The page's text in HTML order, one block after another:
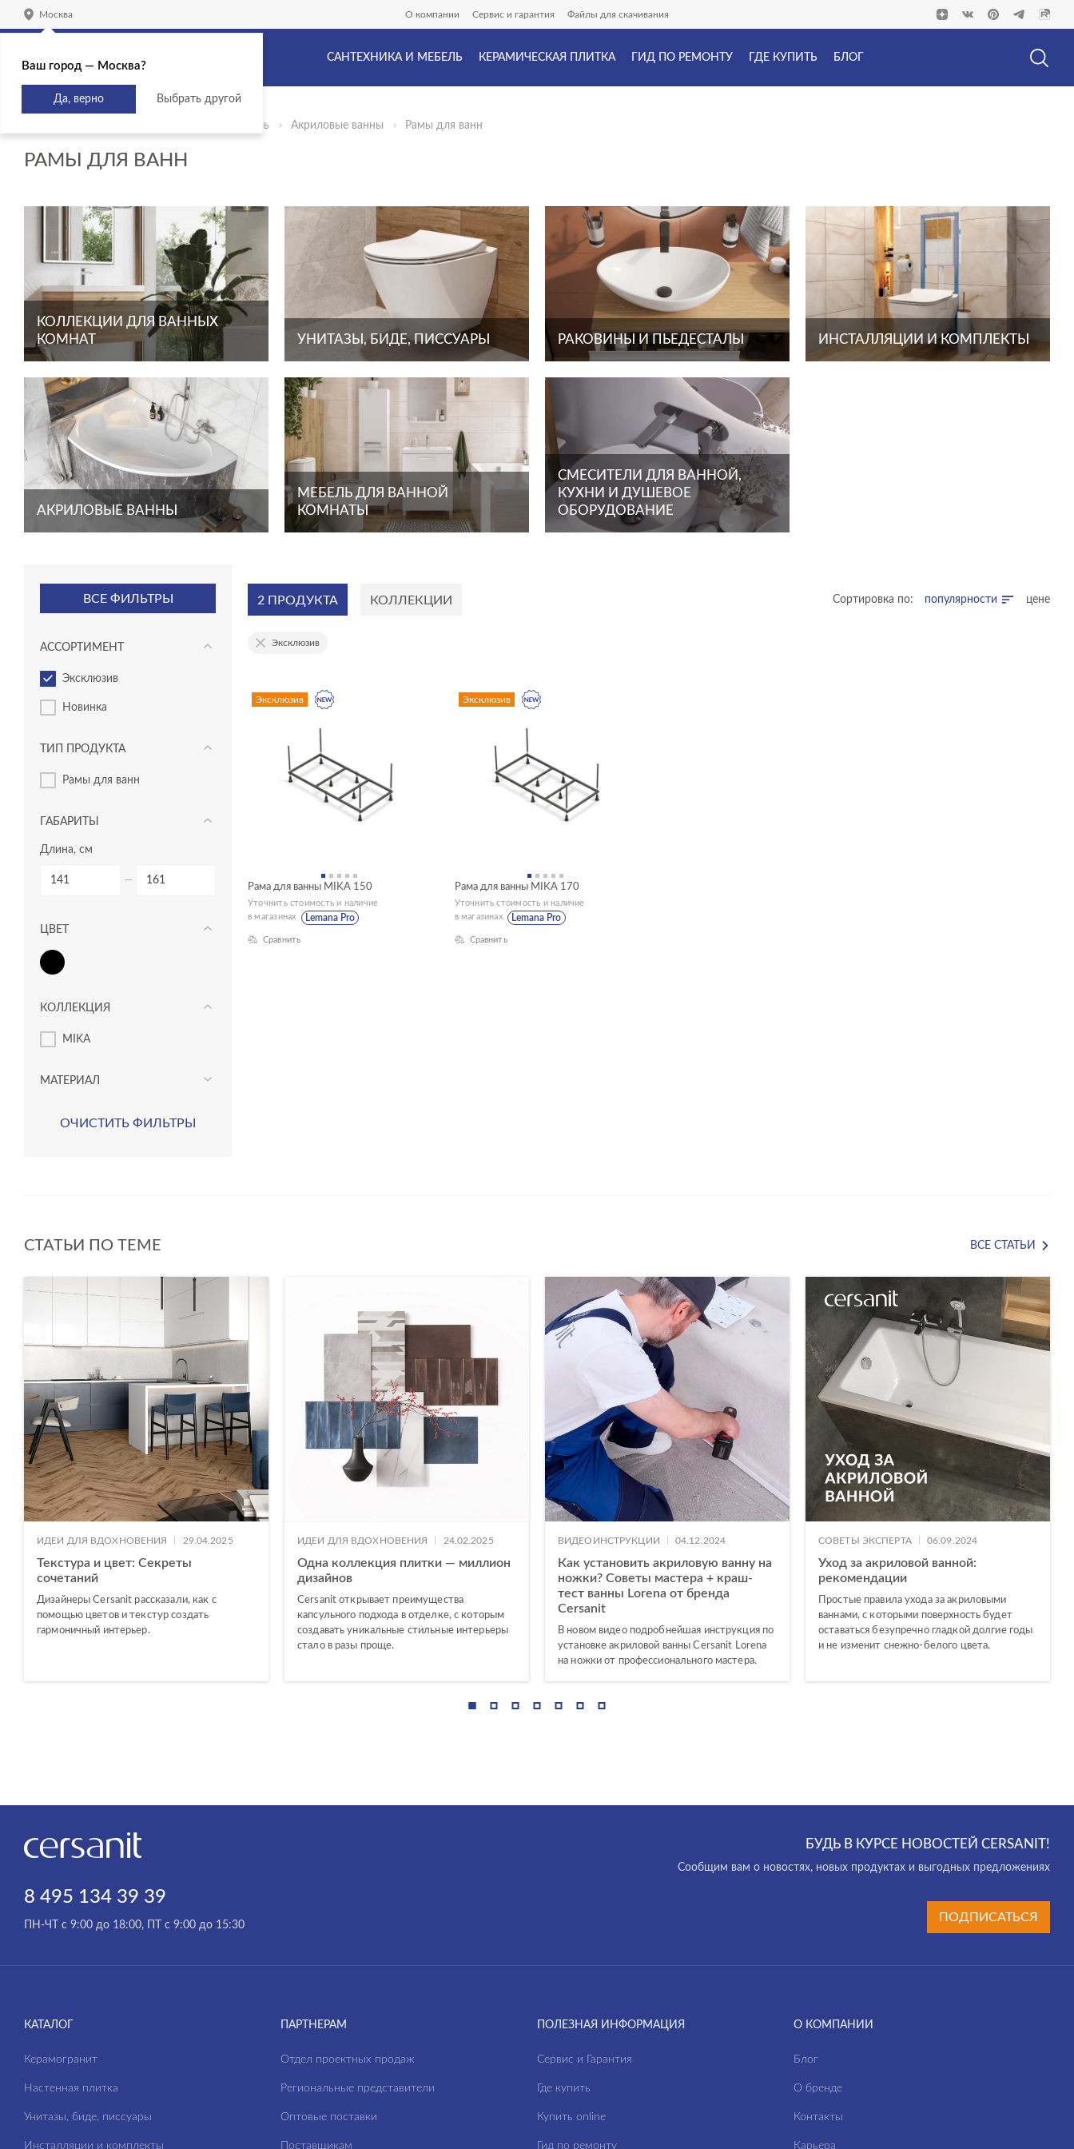
Москва О компании Сервис и гарантия Файлы для скачивания
САНТЕХНИКА И МЕБЕЛЬ КЕРАМИЧЕСКАЯ ПЛИТКА ГИД ПО РЕМОНТУ ГДЕ КУПИТЬ БЛОГ
Сантехника и мебель Акриловые ванны Рамы для ванн
РАМЫ ДЛЯ ВАНН
КОЛЛЕКЦИИ ДЛЯ ВАННЫХ
КОМНАТ
УНИТАЗЫ, БИДЕ, ПИССУАРЫ РАКОВИНЫ И ПЬЕДЕСТАЛЫ ИНСТАЛЛЯЦИИ И КОМПЛЕКТЫ
АКРИЛОВЫЕ ВАННЫ
МЕБЕЛЬ ДЛЯ ВАННОЙ
КОМНАТЫ
СМЕСИТЕЛИ ДЛЯ ВАННОЙ,
КУХНИ И ДУШЕВОЕ
ОБОРУДОВАНИЕ
ВСЕ ФИЛЬТРЫ
АССОРТИМЕНТ
эксклюзив
новинка
ТИП ПРОДУКТА
рамы для ванн
ГАБАРИТЫ
Длина, см
—
ЦВЕТ
КОЛЛЕКЦИЯ
MIKA
МАТЕРИАЛ
ОЧИСТИТЬ ФИЛЬТРЫ
2 ПРОДУКТА КОЛЛЕКЦИИ Сортировка по: популярности цене
эксклюзив
Эксклюзив
Рама для ванны MIKA 150
Уточнить стоимость и наличие
в магазинах
Lemana Pro
Сравнить
Эксклюзив
Рама для ванны MIKA 170
Уточнить стоимость и наличие
в магазинах
Lemana Pro
Сравнить
СТАТЬИ ПО ТЕМЕ ВСЕ СТАТЬИ
ИДЕИ ДЛЯ ВДОХНОВЕНИЯ 29.04.2025
Текстура и цвет: Секреты
сочетаний
Дизайнеры Cersanit рассказали, как с
помощью цветов и текстур создать
гармоничный интерьер.
ИДЕИ ДЛЯ ВДОХНОВЕНИЯ 24.02.2025
Одна коллекция плитки — миллион
дизайнов
Cersanit открывает преимущества
капсульного подхода в отделке, с которым
создавать уникальные стильные интерьеры
стало в разы проще.
ВИДЕОИНСТРУКЦИИ 04.12.2024
Как установить акриловую ванну на
ножки? Советы мастера + краш-
тест ванны Lorena от бренда
Cersanit
В новом видео подробнейшая инструкция по
установке акриловой ванны Cersanit Lorena
на ножки от профессионального мастера.
СОВЕТЫ ЭКСПЕРТА 06.09.2024
Уход за акриловой ванной:
рекомендации
Простые правила ухода за акриловыми
ваннами, с которыми поверхность будет
оставаться безупречно гладкой долгие годы
и не изменит снежно-белого цвета.
8 495 134 39 39
ПН-ЧТ с 9:00 до 18:00, ПТ с 9:00 до 15:30
КАТАЛОГ
Керамогранит
Настенная плитка
Унитазы, биде, писсуары
Инсталляции и комплекты
ПАРТНЕРАМ
Отдел проектных продаж
Региональные представители
Оптовые поставки
Поставщикам
ПОЛЕЗНАЯ ИНФОРМАЦИЯ
Сервис и Гарантия
Где купить
Купить online
Гид по ремонту
О КОМПАНИИ
Блог
О бренде
Контакты
Карьера
БУДЬ В КУРСЕ НОВОСТЕЙ CERSANIT!
Cообщим вам о новостях, новых продуктах и выгодных предложениях
ПОДПИСАТЬСЯ
Ваш город — Москва?
Да, верно Выбрать другой